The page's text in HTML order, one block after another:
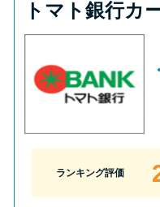
トマト銀行カ
ランキング評価